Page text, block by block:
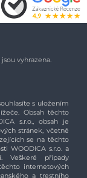
vyhrazena.
s uložením
Obsah těchto
s.r.o., obsah je
stránek, včetně
se na těchto
WOODICA s.r.o. a
Veškeré případy
internetových
a trestního